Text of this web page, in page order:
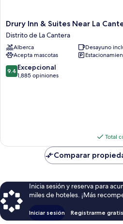
Drury
Inn
&
Suites
Near
La
Cantera
Drury Inn & Suites Near La
Distrito de La Cantera
Alberca
Desayuno
Acepta mascotas
9.4
de
9.4 Excepcional
1,885 opiniones
Total
Comparar
Inicia sesión y reserva para
miles de hoteles. ¡Más
Iniciar sesión Registrarme gratis